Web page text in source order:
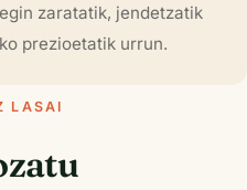
zaratatik, jendetzatik
prezioetatik urrun.
LASAI